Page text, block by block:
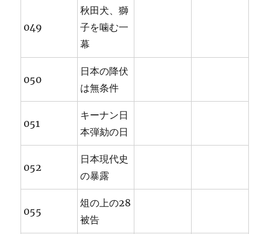
049
秋田犬、獅
子を噛む一
幕
050
日本の降伏
は無条件
051
キーナン日
本弾劾の日
052
日本現代史
の暴露
055
俎の上の28
被告